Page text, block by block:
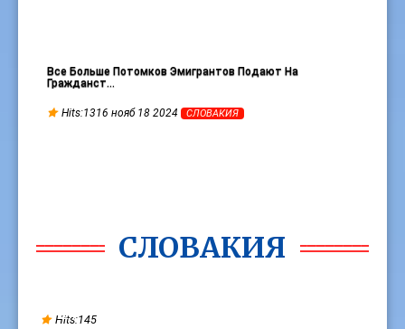
Все Больше Потомков Эмигрантов Подают На
Гражданст…
Hits:1316 нояб 18 2024 СЛОВАКИЯ
СЛОВАКИЯ
Hits:145
21